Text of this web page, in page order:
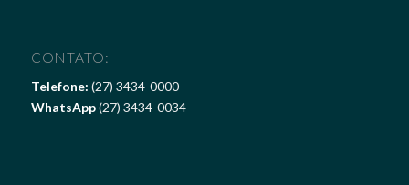
CONTATO:
Telefone: (27) 3434-0000
WhatsApp(27) 3434-0034